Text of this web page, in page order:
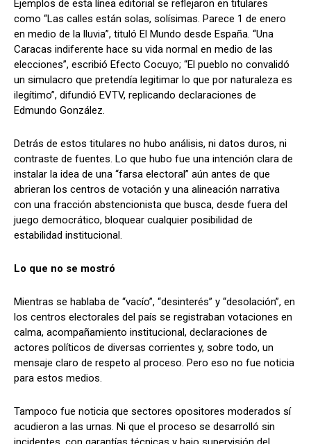
Ejemplos de esta línea editorial se reflejaron en titulares
como “Las calles están solas, solísimas. Parece 1 de enero
en medio de la lluvia”, tituló El Mundo desde España. “Una
Caracas indiferente hace su vida normal en medio de las
elecciones”, escribió Efecto Cocuyo; “El pueblo no convalidó
un simulacro que pretendía legitimar lo que por naturaleza es
ilegítimo”, difundió EVTV, replicando declaraciones de
Edmundo González.
Detrás de estos titulares no hubo análisis, ni datos duros, ni
contraste de fuentes. Lo que hubo fue una intención clara de
instalar la idea de una “farsa electoral” aún antes de que
abrieran los centros de votación y una alineación narrativa
con una fracción abstencionista que busca, desde fuera del
juego democrático, bloquear cualquier posibilidad de
estabilidad institucional.
Lo que no se mostró
Mientras se hablaba de “vacío”, “desinterés” y “desolación”, en
los centros electorales del país se registraban votaciones en
calma, acompañamiento institucional, declaraciones de
actores políticos de diversas corrientes y, sobre todo, un
mensaje claro de respeto al proceso. Pero eso no fue noticia
para estos medios.
Tampoco fue noticia que sectores opositores moderados sí
acudieron a las urnas. Ni que el proceso se desarrolló sin